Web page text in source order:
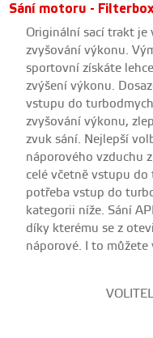
Sání motoru -
Originální sací trakt
zvyšování výkonu.
sportovní získáte
zvýšení výkonu.
vstupu do
zvyšování výkonu,
zvuk sání. Nejlepší
náporového vzduchu
celé včetně vstupu
potřeba vstup do
kategorii níže. Sání
díky kterému se z
náporové. I to